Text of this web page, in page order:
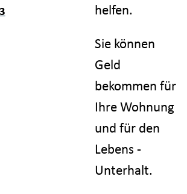
helfen.
Sie können
Geld
bekommen für
Ihre Wohnung
und für den
Lebens -
Unterhalt.